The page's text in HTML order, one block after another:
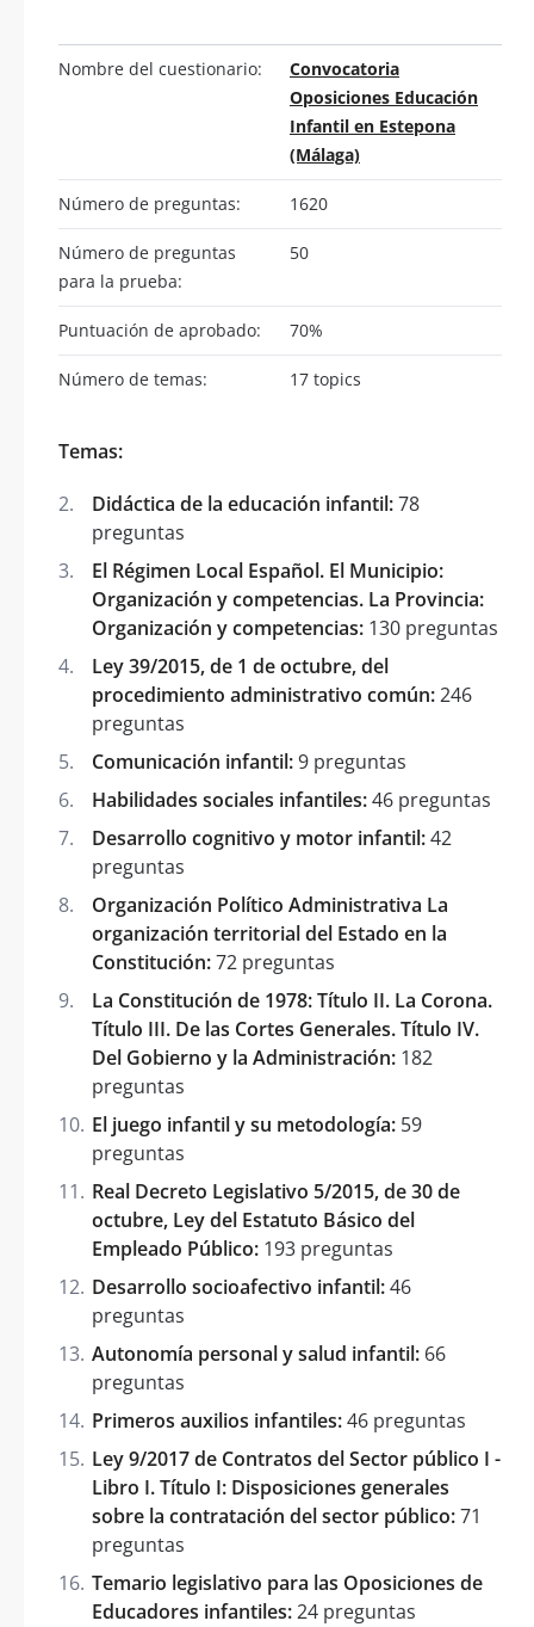
Nombre del cuestionario:
Convocatoria
Oposiciones Educación
Infantil en Estepona
(Málaga)
Número de preguntas: 1620
Número de preguntas
para la prueba:
50
Puntuación de aprobado: 70%
Número de temas: 17 topics
Temas:
Didáctica de la educación infantil:78
preguntas
El Régimen Local Español. El Municipio:
Organización y competencias. La Provincia:
Organización y competencias: 130 preguntas
Ley 39/2015, de 1 de octubre, del
procedimiento administrativo común:246
preguntas
Comunicación infantil:9 preguntas
Habilidades sociales infantiles:46 preguntas
Desarrollo cognitivo y motor infantil:42
preguntas
Organización Político Administrativa La
organización territorial del Estado en la
Constitución:72 preguntas
La Constitución de 1978: Título II. La Corona.
Título III. De las Cortes Generales. Título IV.
Del Gobierno y la Administración: 182
preguntas
El juego infantil y su metodología: 59
preguntas
Real Decreto Legislativo 5/2015, de 30 de
octubre, Ley del Estatuto Básico del
Empleado Público: 193 preguntas
Desarrollo socioafectivo infantil:46
preguntas
Autonomía personal y salud infantil: 66
preguntas
Primeros auxilios infantiles:46 preguntas
Ley 9/2017 de Contratos del Sector público I -
Libro I. Título I: Disposiciones generales
sobre la contratación del sector público:71
preguntas
Temario legislativo para las Oposiciones de
Educadores infantiles:24 preguntas